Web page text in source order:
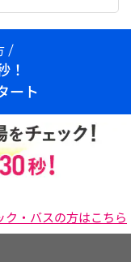
！
ート
・バスの方はこちら